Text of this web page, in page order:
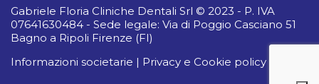
Gabriele Floria Cliniche Dentali Srl © 2023 - P. IVA
07641630484 - Sede legale: Via di Poggio Casciano 51
Bagno a Ripoli Firenze (FI)
Informazioni societarie | Privacy e Cookie policy